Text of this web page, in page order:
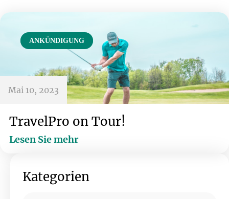
ANKÜNDIGUNG
Mai 10, 2023
ANKÜNDIGUNG
TravelPro on Tour!
Lesen Sie mehr
Kategorien